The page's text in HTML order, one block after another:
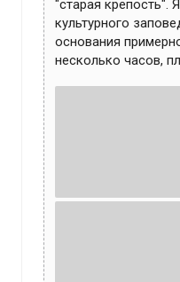
"старая крепость".
культурного
основания